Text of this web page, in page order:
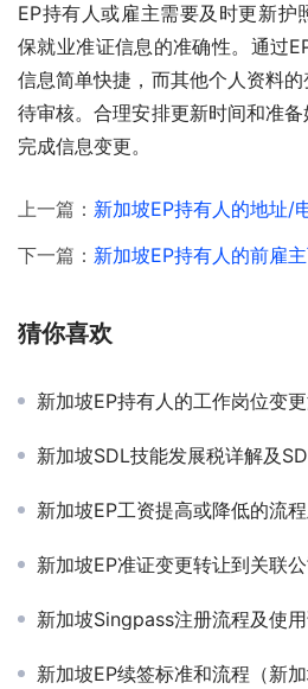
EP持有人或雇主需要及时更新护
保就业准证信息的准确性。通过
信息简单快捷，而其他个人资料
待审核。合理安排更新时间和准
完成信息变更。
上一篇： 新加坡EP持有人的地址/电
下一篇： 新加坡EP持有人的前雇
猜你喜欢
新加坡EP持有人的工作岗位变
新加坡SDL技能发展税详解及
新加坡EP工资提高或降低的流程
新加坡EP准证变更转让到关联
新加坡Singpass注册流程及使
新加坡EP续签标准和流程（新